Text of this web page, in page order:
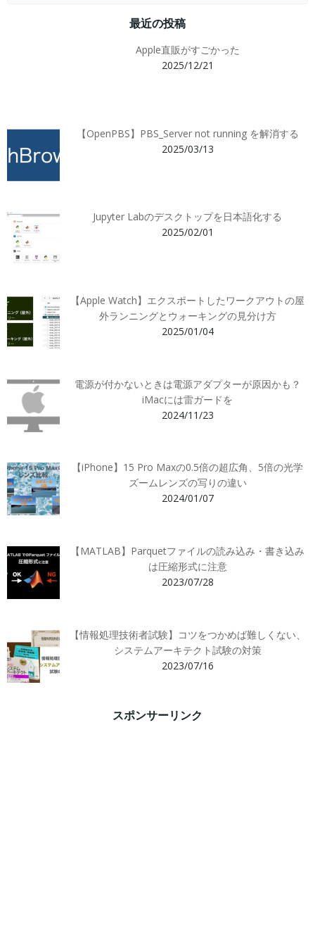
最近の投稿
Apple直販がすごかった
2025/12/21
【OpenPBS】PBS_Server not running を解消する
2025/03/13
Jupyter Labのデスクトップを日本語化する
2025/02/01
【Apple Watch】エクスポートしたワークアウトの屋
外ランニングとウォーキングの見分け方
2025/01/04
電源が付かないときは電源アダプターが原因かも？
iMacには雷ガードを
2024/11/23
【iPhone】15 Pro Maxの0.5倍の超広角、5倍の光学
ズームレンズの写りの違い
2024/01/07
【MATLAB】Parquetファイルの読み込み・書き込み
は圧縮形式に注意
2023/07/28
【情報処理技術者試験】コツをつかめば難しくない、
システムアーキテクト試験の対策
2023/07/16
スポンサーリンク